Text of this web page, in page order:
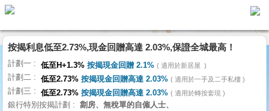
代
理
主
頁
搵
按揭利息低至2.73%,現金回贈高達 2.03%,保證全城最高！
計劃一 低至H+1.3% 按揭現金回贈 2.1% 適用於新居屋
計劃二 低至2.73% 按揭現金回贈高達 2.03% 適用於一手及二手私樓
計劃三 低至2.73% 按揭現金回贈高達 2.03% 適用於轉按套現
銀行特別按揭計劃
劏房、無稅單的自僱人士、